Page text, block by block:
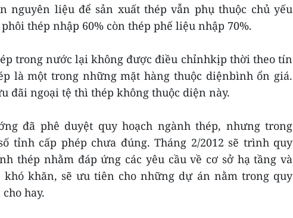
nguyên liệu để sản xuất thép vẫn phụ thuộc chủ yếu
thép nhập 60% còn thép phế liệu nhập 70%.
trong nước lại không được điều chỉnhkịp thời theo tín
là một trong những mặt hàng thuộc diệnbình ổn giá.
đãi ngoại tệ thì thép không thuộc diện này.
đã phê duyệt quy hoạch ngành thép, nhưng trong
tỉnh cấp phép chưa đúng. Tháng 2/2012 sẽ trình quy
thép nhằm đáp ứng các yêu cầu về cơ sở hạ tầng và
khó khăn, sẽ ưu tiên cho những dự án nằm trong quy
hay.